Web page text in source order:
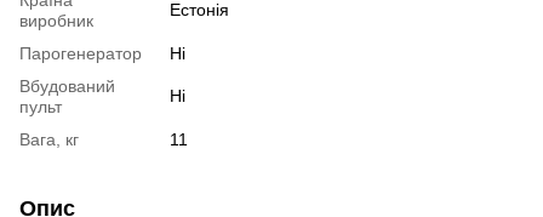
виробник
Естонія
Парогенератор
Ні
Вбудований
пульт
Ні
Вага, кг 11
Опис